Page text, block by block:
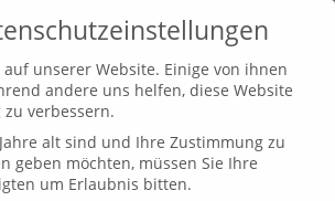
unserer Website. Einige von ihnen
andere uns helfen, diese Website
verbessern.
alt sind und Ihre Zustimmung zu
geben möchten, müssen Sie Ihre
um Erlaubnis bitten.